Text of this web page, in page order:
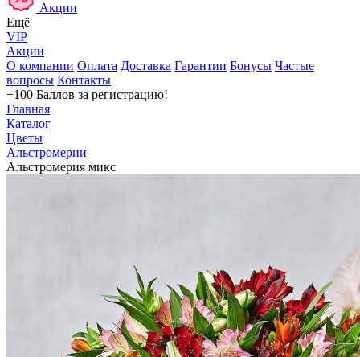
Акции
Ещё
VIP
Акции
О компании Оплата Доставка Гарантии Бонусы Частые
вопросы Контакты
+100 Баллов за регистрацию!
Главная
Каталог
Цветы
Альстромерии
Альстромерия микс